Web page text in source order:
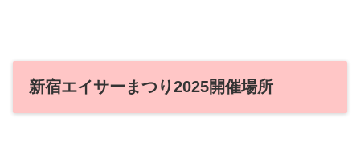
新宿エイサーまつり2025開催場所